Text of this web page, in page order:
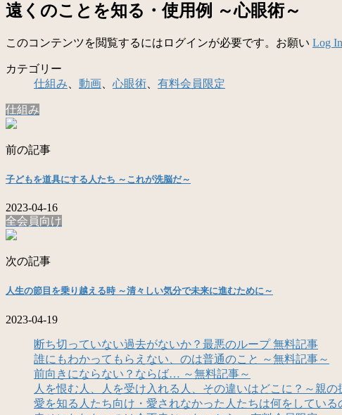
遠くのことを知る・使用例 ～心眼術～
このコンテンツを閲覧するにはログインが必要です。お願い Log In
カテゴリー
仕組み
動画 心眼術 有料会員限定
仕組み
前の記事
子どもを道具にする人たち ～これが洗脳だ～
2023-04-16
全会員向け
次の記事
人生の節目を乗り越える時 ～清々しい気分で未来に進むために～
2023-04-19
断ち切っていない過去がないか？最悪のループ 無料記事
誰にもわかってもらえない、のは普通のこと ～無料記事～
前向きにならない？ならば… ～無料記事～
人を恨む人、人を受け入れる人、その違いはどこに？～親
愛を知る人たち向け・愛されなかった人たちは何をしている